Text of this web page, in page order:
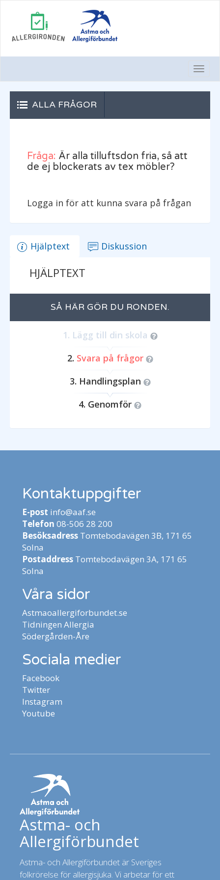
ALLA FRÅGOR
Fråga: Är alla tilluftsdon fria, så att
de ej blockerats av tex möbler?
Logga in för att kunna svara på frågan
Hjälptext Diskussion
HJÄLPTEXT
SÅ HÄR GÖR DU RONDEN.
Lägg till din skola
Svara på frågor
Handlingsplan
Genomför
Kontaktuppgifter
E-post info@aaf.se
Telefon 08-506 28 200
Besöksadress Tomtebodavägen 3B, 171 65
Solna
Postaddress Tomtebodavägen 3A, 171 65
Solna
Våra sidor
Astmaoallergiforbundet.se
Tidningen Allergia
Södergården-Åre
Sociala medier
Facebook
Twitter
Instagram
Youtube
Astma- och
Allergiförbundet
Astma- och Allergiförbundet är Sveriges
folkrörelse för allergisjuka. Vi arbetar för ett